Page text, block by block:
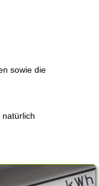
sowie die